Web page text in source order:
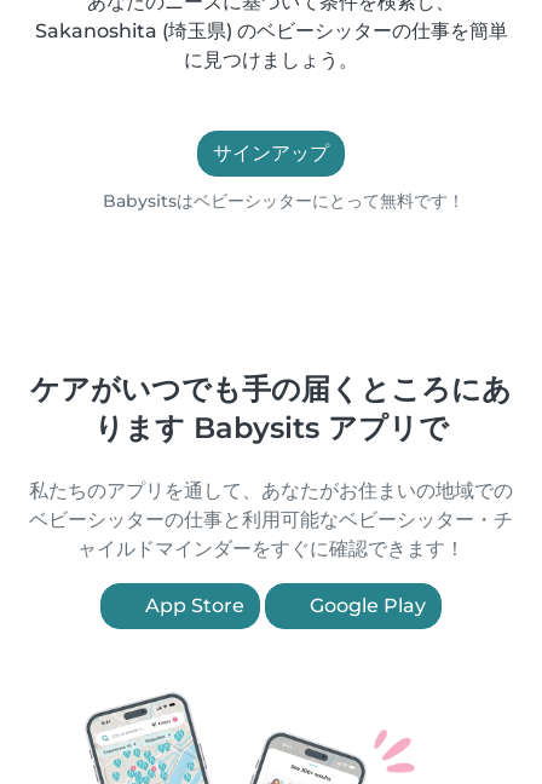
Sakanoshita (埼玉県) のベビーシッターの仕事を簡単
に見つけましょう。
サインアップ
Babysitsはベビーシッターにとって無料です！
ケアがいつでも手の届くところにあ
ります Babysits アプリで
私たちのアプリを通して、あなたがお住まいの地域での
ベビーシッターの仕事と利用可能なベビーシッター・チ
ャイルドマインダーをすぐに確認できます！
App Store Google Play